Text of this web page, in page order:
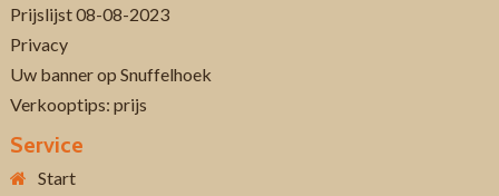
Prijslijst 08-08-2023
Privacy
Uw banner op Snuffelhoek
Verkooptips: prijs
Service
Start